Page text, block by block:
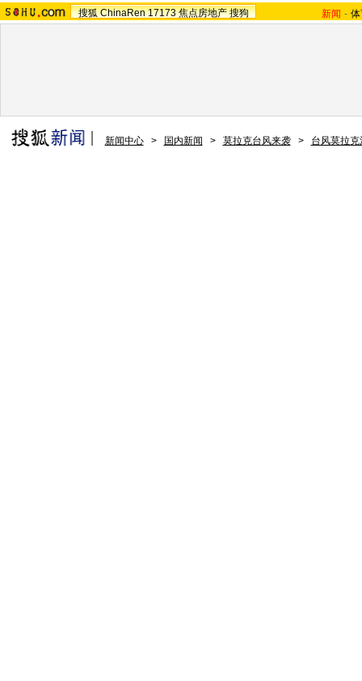
搜狐 ChinaRen 17173 焦点房地产 搜狗 新闻 -
新闻中心 > 国内新闻 > 莫拉克台风来袭 > 台风莫拉克